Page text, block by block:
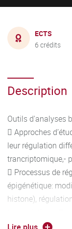
ECTS
6 crédits
Description
Outils d'analyses
 Approches
leur régulation
trancriptomique,-
 Processus de
épigénétique:
histone),
CRISPR-CAS9.